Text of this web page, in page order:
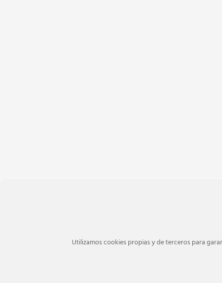
Utilizamos cookies propias y de terceros para